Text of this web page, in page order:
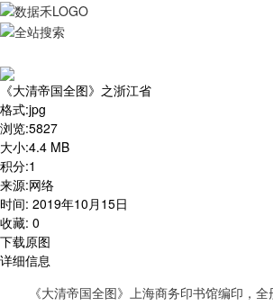
《大清帝国全图》之浙江省
格式:jpg
浏览:5827
大小:4.4 MB
积分:1
来源:网络
时间: 2019年10月15日
收藏: 0
下载原图
详细信息
《大清帝国全图》上海商务印书馆编印，